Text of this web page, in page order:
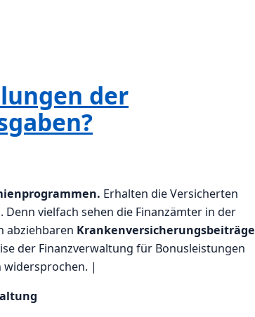
der
Erhalten die Versicherten
vielfach sehen die Finanzämter in der
abziehbaren Krankenversicherungsbeiträge
der Finanzverwaltung für Bonusleistungen
widersprochen. |